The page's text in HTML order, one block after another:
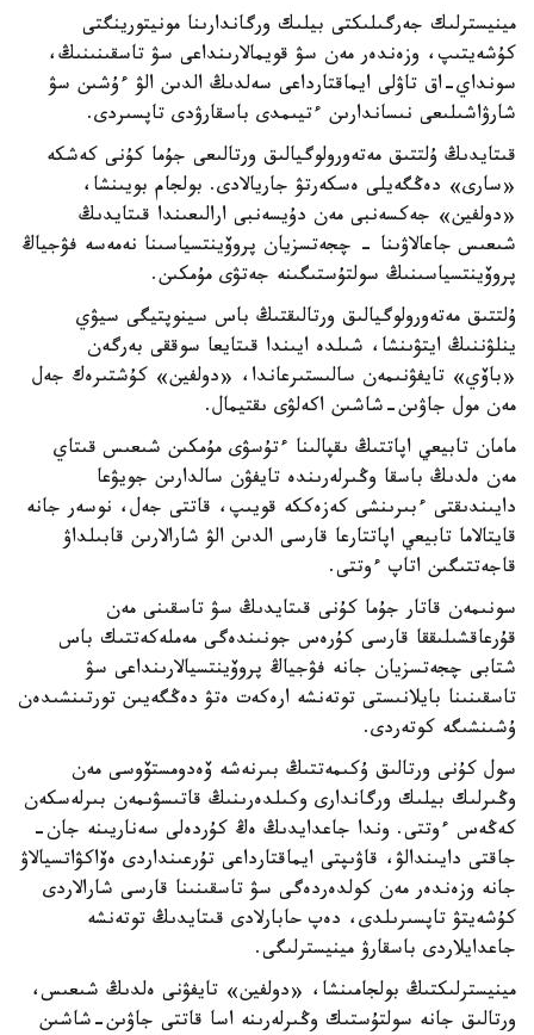
مينيسترلىك جەرگىلىكتى بيلىك ورگاندارىنا مونيتورينگتى
كۇشەيتىپ، وزەندەر مەن سۋ قويمالارىنداعى سۋ تاسقىنىنىڭ،
سونداي-اق تاۋلى ايماقتارداعى سەلدىڭ الدىن الۋ ءۇشىن سۋ
شارۋاشىلىعى نىساندارىن ءتيىمدى باسقارۋدى تاپسىردى.
قىتايدىڭ ۇلتتىق مەتەورولوگيالىق ورتالىعى جۇما كۇنى كەشكە
«سارى» دەڭگەيلى ەسكەرتۋ جاريالادى. بولجام بويىنشا،
«دولفين» جەكسەنبى مەن دۇيسەنبى ارالىعىندا قىتايدىڭ
شىعىس جاعالاۋىنا - چجەتسزيان پروۆينتسياسىنا نەمەسە فۋجياڭ
پروۆينتسياسىنىڭ سولتۇستىگىنە جەتۋى مۇمكىن.
ۇلتتىق مەتەورولوگيالىق ورتالىقتىڭ باس سينوپتيگى سيۋي
ينلۋننىڭ ايتۋىنشا، شىلدە ايىندا قىتايعا سوققى بەرگەن
«باۆي» تايفۋنىمەن سالىستىرعاندا، «دولفين» كۇشتىرەك جەل
مەن مول جاۋىن-شاشىن اكەلۋى ىقتيمال.
مامان تابيعي اپاتتىڭ ىقپالىنا ءتۇسۋى مۇمكىن شىعىس قىتاي
مەن ەلدىڭ باسقا وڭىرلەرىندە تايفۋن سالدارىن جويۋعا
دايىندىقتى ءبىرىنشى كەزەككە قويىپ، قاتتى جەل، نوسەر جانە
قايتالاما تابيعي اپاتتارعا قارسى الدىن الۋ شارالارىن قابىلداۋ
قاجەتتىگىن اتاپ ءوتتى.
سونىمەن قاتار جۇما كۇنى قىتايدىڭ سۋ تاسقىنى مەن
قۇرعاقشىلىققا قارسى كۇرەس جونىندەگى مەملەكەتتىك باس
شتابى چجەتسزيان جانە فۋجياڭ پروۆينتسيالارىنداعى سۋ
تاسقىنىنا بايلانىستى توتەنشە ارەكەت ەتۋ دەڭگەيىن تورتىنشىدەن
ۇشىنشىگە كوتەردى.
سول كۇنى ورتالىق ۇكىمەتتىڭ بىرنەشە ۆەدومستۆوسى مەن
وڭىرلىك بيلىك ورگاندارى وكىلدەرىنىڭ قاتىسۋىمەن بىرلەسكەن
كەڭەس ءوتتى. وندا جاعدايدىڭ ەڭ كۇردەلى سەناريىنە جان-
جاقتى دايىندالۋ، قاۋىپتى ايماقتارداعى تۇرعىنداردى ەۆاكۋاتسيالاۋ
جانە وزەندەر مەن كولدەردەگى سۋ تاسقىنىنا قارسى شارالاردى
كۇشەيتۋ تاپسىرىلدى، دەپ حابارلادى قىتايدىڭ توتەنشە
جاعدايلاردى باسقارۋ مينيسترلىگى.
مينيسترلىكتىڭ بولجامىنشا، «دولفين» تايفۋنى ەلدىڭ شىعىس،
ورتالىق جانە سولتۇستىك وڭىرلەرىنە اسا قاتتى جاۋىن-شاشىن